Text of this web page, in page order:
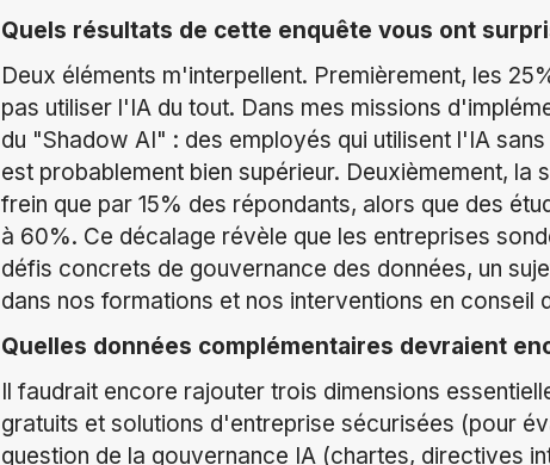
Quels résultats de cette enquête vous ont
Deux éléments m'interpellent. Premièrement, les
pas utiliser l'IA du tout. Dans mes missions
du "Shadow AI" : des employés qui utilisent l'IA
est probablement bien supérieur. Deuxièmement,
frein que par 15% des répondants, alors que des
à 60%. Ce décalage révèle que les entreprises
défis concrets de gouvernance des données, un
dans nos formations et nos interventions en conseil
Quelles données complémentaires devraient
Il faudrait encore rajouter trois dimensions
gratuits et solutions d'entreprise sécurisées (pour
question de la gouvernance IA (chartes, directives